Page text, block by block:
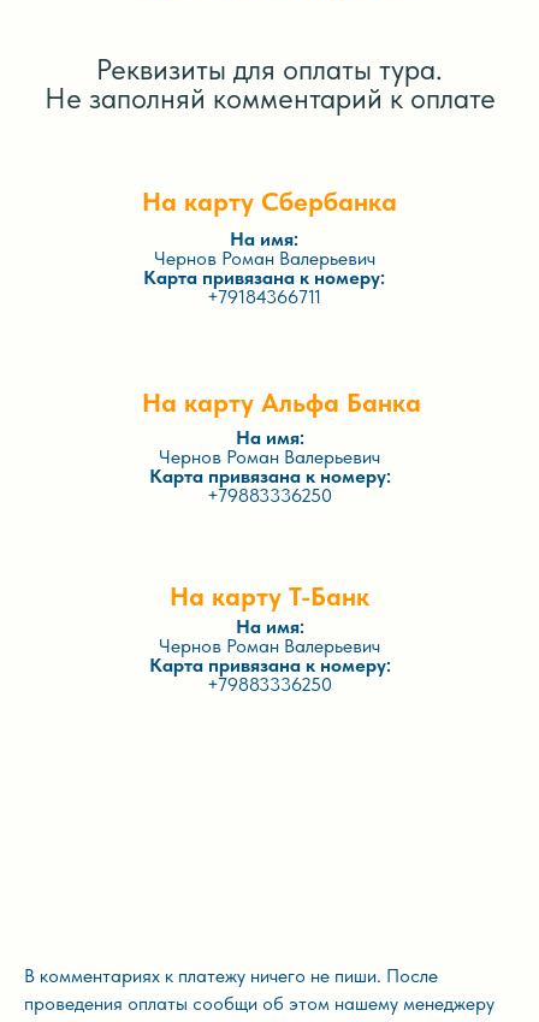
Реквизиты для оплаты тура.
Не заполняй комментарий к оплате
На карту Сбербанка
На карту Альфа Банка
На карту Т-Банк
На имя:
Чернов Роман Валерьевич
Карта привязана к номеру:
+79184366711
На имя:
Чернов Роман Валерьевич
Карта привязана к номеру:
+79883336250
На имя:
Чернов Роман Валерьевич
Карта привязана к номеру:
+79883336250
В комментариях к платежу ничего не пиши. После
проведения оплаты сообщи об этом нашему менеджеру